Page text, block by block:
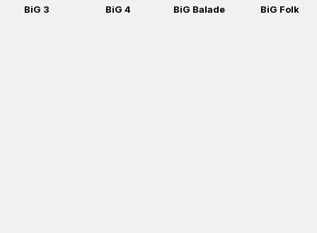
BiG 3 BiG 4 BiG Balade BiG Folk